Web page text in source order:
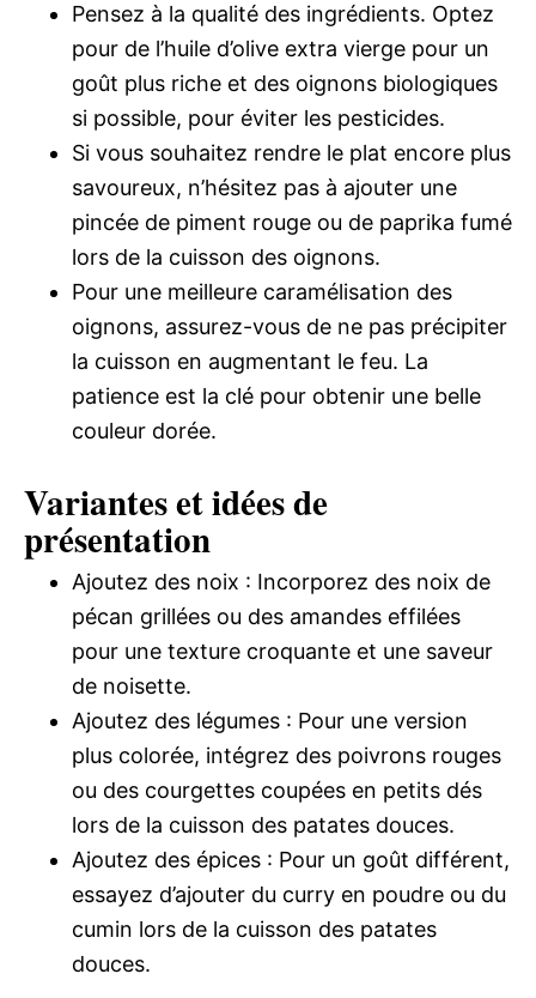
Pensez à la qualité des ingrédients. Optez
pour de l’huile d’olive extra vierge pour un
goût plus riche et des oignons biologiques
si possible, pour éviter les pesticides.
Si vous souhaitez rendre le plat encore plus
savoureux, n’hésitez pas à ajouter une
pincée de piment rouge ou de paprika fumé
lors de la cuisson des oignons.
Pour une meilleure caramélisation des
oignons, assurez-vous de ne pas précipiter
la cuisson en augmentant le feu. La
patience est la clé pour obtenir une belle
couleur dorée.
Variantes et idées de
présentation
Ajoutez des noix : Incorporez des noix de
pécan grillées ou des amandes effilées
pour une texture croquante et une saveur
de noisette.
Ajoutez des légumes : Pour une version
plus colorée, intégrez des poivrons rouges
ou des courgettes coupées en petits dés
lors de la cuisson des patates douces.
Ajoutez des épices : Pour un goût différent,
essayez d’ajouter du curry en poudre ou du
cumin lors de la cuisson des patates
douces.